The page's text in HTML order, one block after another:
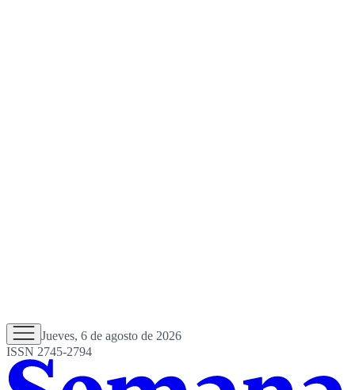
Jueves, 6 de agosto de 2026
ISSN 2745-2794